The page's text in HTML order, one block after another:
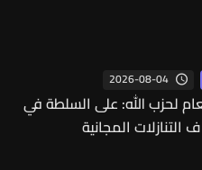
2026-08-04
لحزب الله: على السلطة في
التنازلات المجانية